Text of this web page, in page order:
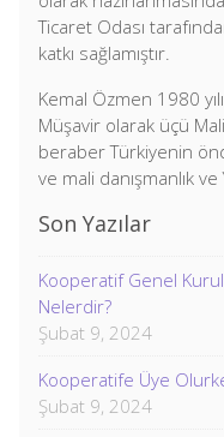
Ticaret Odası
katkı sağlamıştır.
Kemal Özmen 1980
Müşavir olarak üçü
beraber Türkiyenin
ve mali danışmanlık ve
Son Yazılar
Kooperatif Genel
Nelerdir?
Şubat 9, 2024
Kooperatife Üye
Şubat 9, 2024